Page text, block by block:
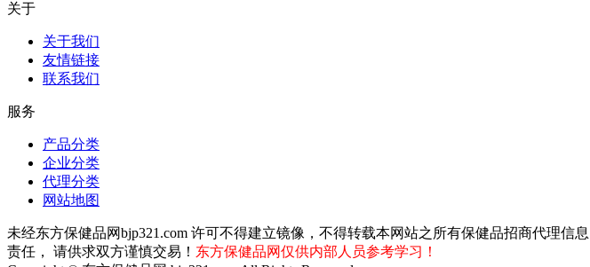
关于
关于我们
友情链接
联系我们
服务
产品分类
企业分类
代理分类
网站地图
未经东方保健品网bjp321.com 许可不得建立镜像，不得转载本网站之所有保健品招商代理
责任， 请供求双方谨慎交易！ 东方保健品网仅供内部人员参考学习！